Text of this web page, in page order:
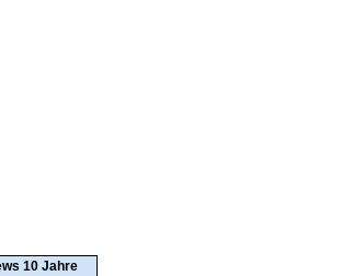
10 Jahre